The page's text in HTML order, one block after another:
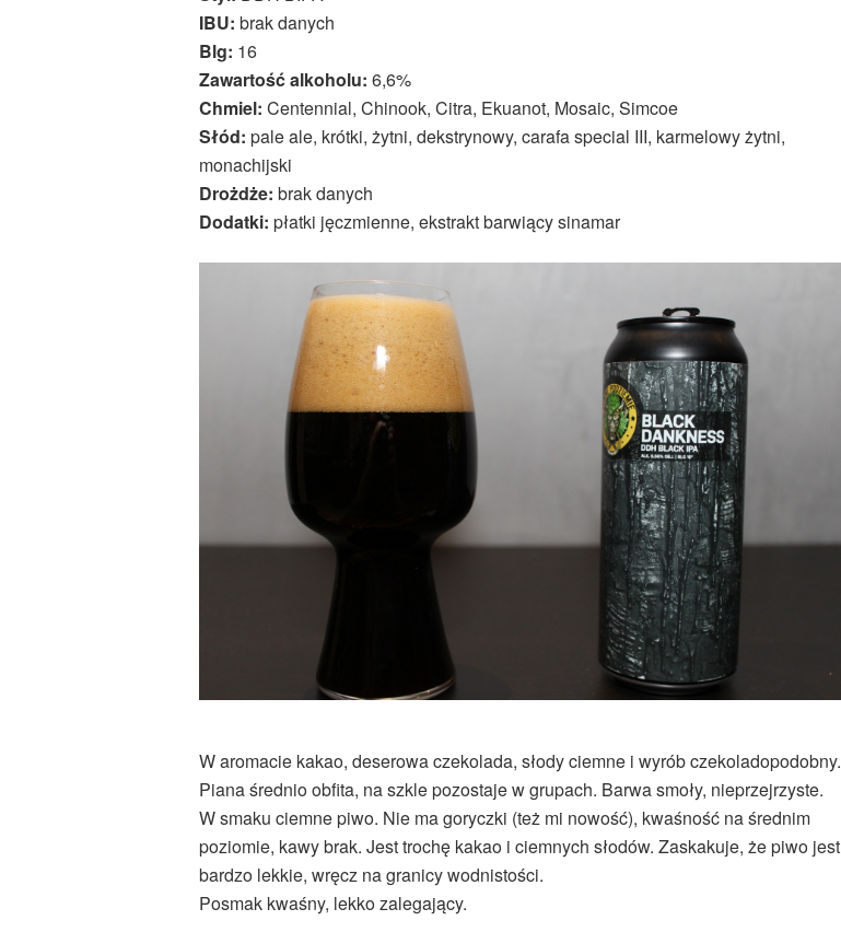
IBU: brak danych
Blg: 16
Zawartość alkoholu: 6,6%
Chmiel: Centennial, Chinook, Citra, Ekuanot, Mosaic, Simcoe
Słód: pale ale, krótki, żytni, dekstrynowy, carafa special III, karmelowy żytni,
monachijski
Drożdże: brak danych
Dodatki: płatki jęczmienne, ekstrakt barwiący sinamar
W aromacie kakao, deserowa czekolada, słody ciemne i wyrób czekoladopodobny.
Piana średnio obfita, na szkle pozostaje w grupach. Barwa smoły, nieprzejrzyste.
W smaku ciemne piwo. Nie ma goryczki (też mi nowość), kwaśność na średnim
poziomie, kawy brak. Jest trochę kakao i ciemnych słodów. Zaskakuje, że piwo jest
bardzo lekkie, wręcz na granicy wodnistości.
Posmak kwaśny, lekko zalegający.